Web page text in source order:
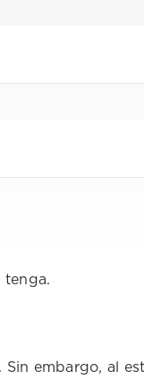
tenga.
embargo, al